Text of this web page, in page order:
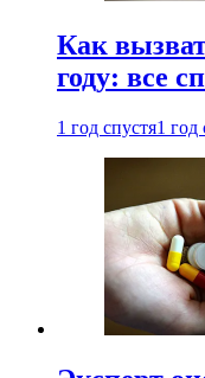
Как
году: все
1 год спустя1 год